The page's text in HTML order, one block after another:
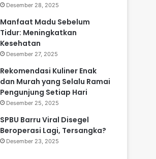
Desember 28, 2025
Manfaat Madu Sebelum
Tidur: Meningkatkan
Kesehatan
Desember 27, 2025
Rekomendasi Kuliner Enak
dan Murah yang Selalu Ramai
Pengunjung Setiap Hari
Desember 25, 2025
SPBU Barru Viral Disegel
Beroperasi Lagi, Tersangka?
Desember 23, 2025